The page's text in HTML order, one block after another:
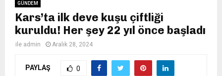
GÜNDEM
Kars’ta ilk deve kuşu çiftliği
kuruldu! Her şey 22 yıl önce başladı
ile admin Aralık 28, 2024
PAYLAŞ 0